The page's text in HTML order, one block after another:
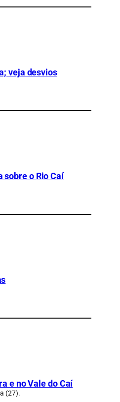
veja desvios
sobre o Rio Caí
e no Vale do Caí
(27).